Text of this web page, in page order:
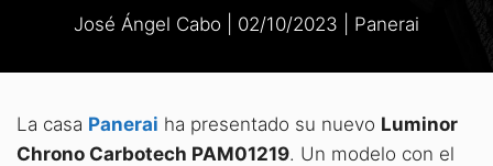
José Ángel Cabo 02/10/2023 Panerai
La casa Panerai ha presentado su nuevo Luminor
Chrono Carbotech PAM01219. Un modelo con el